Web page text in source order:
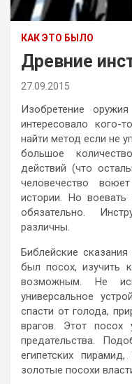
КАК ЭТО БЫЛО
Древние
27.09.2015
Изобретение
интересовало кого-
найти метод если не
большое
действий (что
человечество
истории. Но
обязательно.
различны.
Библейские
был посох, изучить
возможным. Не
универсальное
спасти от голода,
врагов. Этот
предательства.
египетских
золотые посохи